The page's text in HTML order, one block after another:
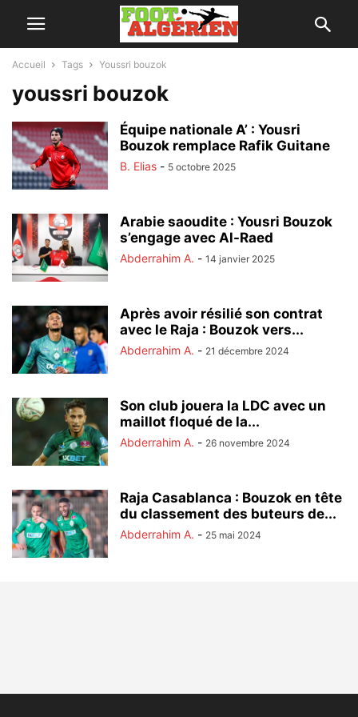
Accueil Tags Youssri bouzok
youssri bouzok
Équipe nationale A’ : Yousri
Bouzok remplace Rafik Guitane
B. Elias - 5 octobre 2025
Arabie saoudite : Yousri Bouzok
s’engage avec Al-Raed
Abderrahim A. - 14 janvier 2025
Après avoir résilié son contrat
avec le Raja : Bouzok vers...
Abderrahim A. - 21 décembre 2024
Son club jouera la LDC avec un
maillot floqué de la...
Abderrahim A. - 26 novembre 2024
Raja Casablanca : Bouzok en tête
du classement des buteurs de...
Abderrahim A. - 25 mai 2024